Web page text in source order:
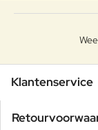
Klantenservice